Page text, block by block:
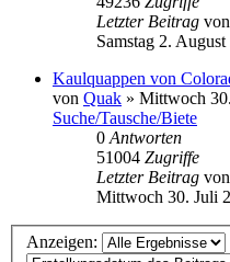
Letzter Beitrag von
Samstag 2.
Kaulquappen von
von Quak » Mittwoch
Suche/Tausche/Biete
0 Antworten
51004 Zugriffe
Letzter Beitrag von
Mittwoch 30. Juli
Anzeigen: